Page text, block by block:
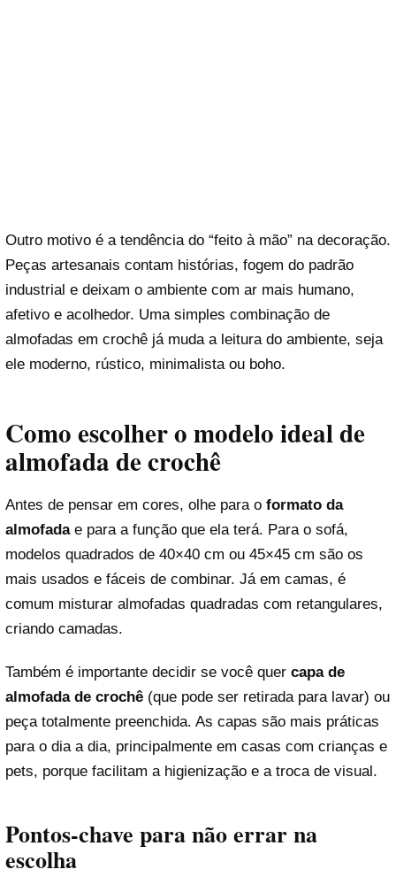
Outro motivo é a tendência do “feito à mão” na decoração.
Peças artesanais contam histórias, fogem do padrão
industrial e deixam o ambiente com ar mais humano,
afetivo e acolhedor. Uma simples combinação de
almofadas em crochê já muda a leitura do ambiente, seja
ele moderno, rústico, minimalista ou boho.
Como escolher o modelo ideal de
almofada de crochê
Antes de pensar em cores, olhe para o formato da
almofadae para a função que ela terá. Para o sofá,
modelos quadrados de 40×40 cm ou 45×45 cm são os
mais usados e fáceis de combinar. Já em camas, é
comum misturar almofadas quadradas com retangulares,
criando camadas.
Também é importante decidir se você quer capa de
almofada de crochê (que pode ser retirada para lavar) ou
peça totalmente preenchida. As capas são mais práticas
para o dia a dia, principalmente em casas com crianças e
pets, porque facilitam a higienização e a troca de visual.
Pontos-chave para não errar na
escolha